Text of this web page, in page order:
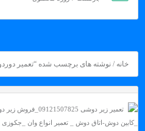
خانه / نوشته های برچسب شده “تعمیر